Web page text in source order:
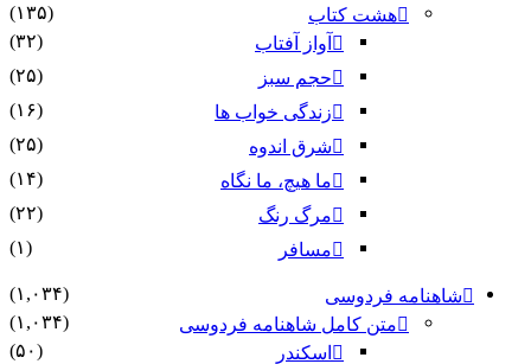
هشت کتاب
(۱۳۵)
آواز آفتاب
(۳۲)
حجم سبز
(۲۵)
زندگی خواب ها
(۱۶)
شرق اندوه
(۲۵)
ما هیچ، ما نگاه
(۱۴)
مرگ رنگ
(۲۲)
مسافر
(۱)
شاهنامه فردوسی
(۱,۰۳۴)
متن کامل شاهنامه فردوسی
(۱,۰۳۴)
اسکندر
(۵۰)